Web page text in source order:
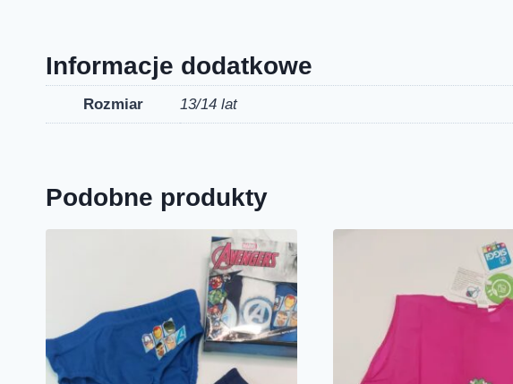
Informacje dodatkowe
Rozmiar 13/14 lat
Podobne produkty